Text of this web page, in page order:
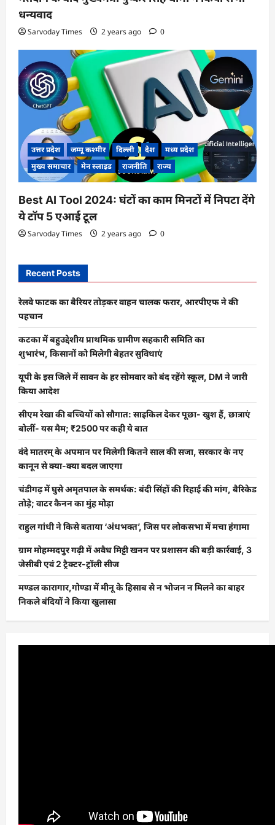
धन्यवाद
Sarvoday Times 2 years ago 0
उत्तर प्रदेश जम्मू कश्मीर दिल्ली देश
मध्य प्रदेश
मुख्य समाचार
मेन स्लाइड राजनीति राज्य
Best AI Tool 2024: घंटों का काम मिनटों में निपटा देंगे
ये टॉप 5 एआई टूल
Sarvoday Times 2 years ago 0
Recent Posts
रेलवे फाटक का बैरियर तोड़कर वाहन चालक फरार, आरपीएफ ने की
पहचान
कटका में बहुउद्देशीय प्राथमिक ग्रामीण सहकारी समिति का
शुभारंभ, किसानों को मिलेगी बेहतर सुविधाएं
यूपी के इस जिले में सावन के हर सोमवार को बंद रहेंगे स्कूल, DM ने जारी
किया आदेश
सीएम रेखा की बच्चियों को सौगात: साइकिल देकर पूछा- खुश हैं, छात्राएं
बोलीं- यस मैम; ₹2500 पर कही ये बात
वंदे मातरम् के अपमान पर मिलेगी कितने साल की सजा, सरकार के नए
कानून से क्या-क्या बदल जाएगा
चंडीगढ़ में घुसे अमृतपाल के समर्थक: बंदी सिंहों की रिहाई की मांग, बैरिकेड
तोड़े; वाटर कैनन का मुंह मोड़ा
राहुल गांधी ने किसे बताया ‘अंधभक्त’, जिस पर लोकसभा में मचा हंगामा
ग्राम मोहम्मदपुर गढ़ी में अवैध मिट्टी खनन पर प्रशासन की बड़ी कार्रवाई, 3
जेसीबी एवं 2 ट्रैक्टर-ट्रॉली सीज
मण्डल कारागार,गोण्डा में मीनू के हिसाब से न भोजन न मिलने का बाहर
निकले बंदियों ने किया खुलासा